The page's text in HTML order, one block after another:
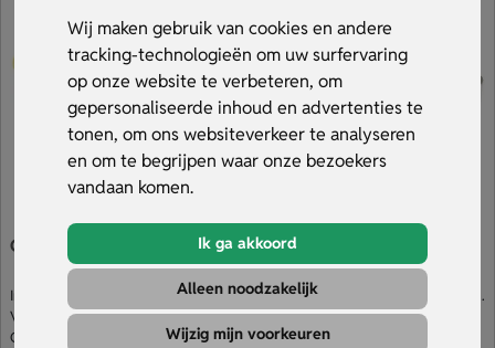
Wij maken gebruik van cookies en andere
tracking-technologieën om uw surfervaring
op onze website te verbeteren, om
gepersonaliseerde inhoud en advertenties te
tonen, om ons websiteverkeer te analyseren
en om te begrijpen waar onze bezoekers
vandaan komen.
Ik ga akkoord
Alleen noodzakelijk
Wijzig mijn voorkeuren
gebruikt wordt. Bestel snel en ontvang altijd een gratis
digitaal voorbeeld. Bekijk het aanbod.
Goedkope Broodtrommel
In de vorm van een boterham
Verkrijgbaar in diverse kleuren
Grote opdruk op de deksel
Multi Lunchtrommel
Stevige sluiting & uitneembare verdeler
Keuze uit diverse kleurencombi's
Opdruk op zijkanten & deksel